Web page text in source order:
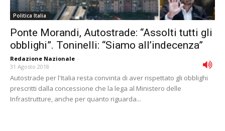
Politica Italia
Ponte Morandi, Autostrade: “Assolti tutti gli
obblighi”. Toninelli: “Siamo all’indecenza”
Redazione Nazionale -
31 Agosto 2018
Autostrade per l'Italia resta convinta di aver rispettato gli obblighi
prescritti dalla concessione che la lega al Ministero delle
Infrastrutture, anche per quanto riguarda...